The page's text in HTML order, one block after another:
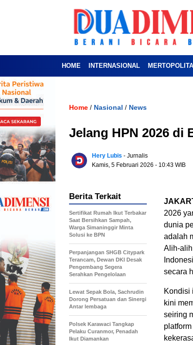
HOME INTERNASIONAL
Home / Nasional / News
Jelang HPN 2026 di
Hery Lubis - Jurnalis
Kamis, 5 Februari 2026 - 10:43 WIB
2026
dunia
adalah
Alih-
secara
Kondisi
kini
seiring
Berita Terkait
Sertifikat Rumah Ikut Terbakar
Saat Bersihkan Sampah,
Warga Simaninggir Minta
Solusi ke BPN
Perpanjangan SHGB Citypark
Terancam, Dewan DKI Desak
Pengembang Segera
Serahkan Pengelolaan
Lewat Sepak Bola, Sachrudin
Dorong Persatuan dan Sinergi
Antar lembaga
Polsek Karawaci Tangkap
Pelaku Curanmor, Penadah
Ikut Diamankan